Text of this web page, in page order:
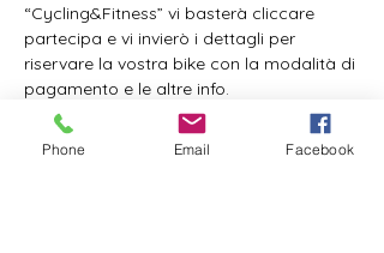
“Cycling&Fitness” vi basterà cliccare
partecipa e vi invierò i dettagli per
riservare la vostra bike con la modalità di
pagamento e le altre info.
L’organizzazione dell’evento è
interamente a cura di ICYFF.
Phone Email Facebook